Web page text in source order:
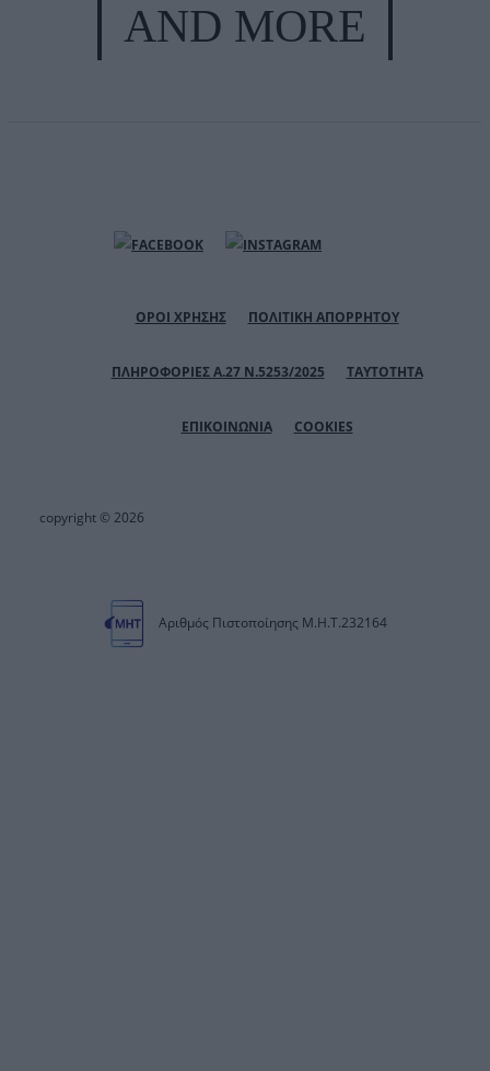
AND MORE
ΟΡΟΙ ΧΡΗΣΗΣ ΠΟΛΙΤΙΚΗ ΑΠΟΡΡΗΤΟΥ
ΠΛΗΡΟΦΟΡΙΕΣ Α.27 Ν.5253/2025 ΤΑΥΤΟΤΗΤΑ
ΕΠΙΚΟΙΝΩΝΙΑ COOKIES
copyright © 2026
Αριθμός Πιστοποίησης Μ.Η.Τ.232164